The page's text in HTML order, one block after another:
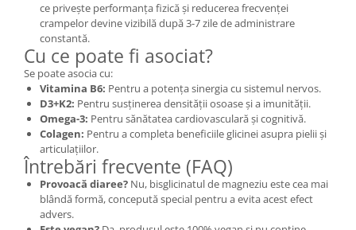
ce privește performanța fizică și reducerea frecvenței
crampelor devine vizibilă după 3-7 zile de administrare
constantă.
Cu ce poate fi asociat?
Se poate asocia cu:
Vitamina B6: Pentru a potența sinergia cu sistemul nervos.
D3+K2: Pentru susținerea densității osoase și a imunității.
Omega-3: Pentru sănătatea cardiovasculară și cognitivă.
Colagen: Pentru a completa beneficiile glicinei asupra pielii și
articulațiilor.
Întrebări frecvente (FAQ)
Provoacă diaree? Nu, bisglicinatul de magneziu este cea mai
blândă formă, concepută special pentru a evita acest efect
advers.